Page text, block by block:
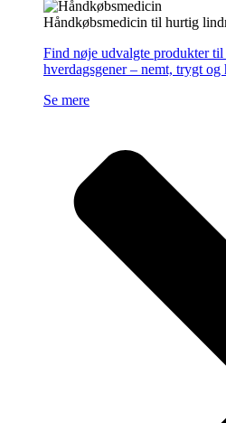
Håndkøbsmedicin til hurtig
Find nøje udvalgte produkter
hverdagsgener – nemt, trygt og
Se mere